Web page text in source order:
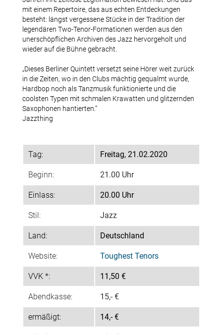
Mitglieder
Terminhinweise
Mitglied werden
Team-Login
Jazztime
Archiv Jazztime
Konzertfotos Jazztime
Tickets
Partner
mit einem Repertoire, das aus echten Entdeckungen
besteht: längst vergessene Stücke in der Tradition der
legendären Two-Tenor-Formationen werden aus den
unerschöpflichen Archiven des Jazz hervorgeholt und
wieder auf die Bühne gebracht.
„Dieses Berliner Quintett versetzt seine Hörer weit zurück
in die Zeiten, wo in den Clubs mächtig gequalmt wurde,
Hardbop noch als Tanzmusik funktionierte und die
coolsten Typen mit schmalen Krawatten und glitzernden
Saxophonen hantierten.“
Jazzthing
Tag: Freitag, 21.02.2020
Beginn: 21.00 Uhr
Einlass: 20.00 Uhr
Stil: Jazz
Land: Deutschland
Website: Toughest Tenors
VVK *: 11,50 €
Abendkasse: 15,- €
ermäßigt: 14,- €